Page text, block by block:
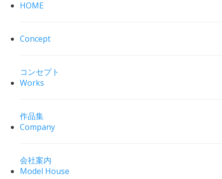
HOME
Concept
コンセプト
Works
作品集
Company
会社案内
Model House